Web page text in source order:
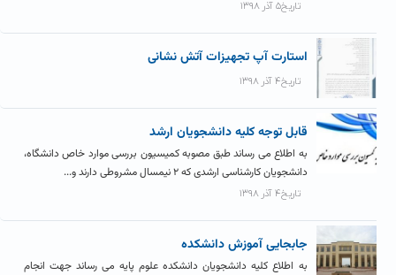
تاریخ۵ آذر ۱۳۹۸
استارت آپ تجهیزات آتش نشانی
تاریخ۴ آذر ۱۳۹۸
قابل توجه کلیه دانشجویان ارشد
به اطلاع می رساند طبق مصوبه کمیسیون بررسی موارد خاص دانشگاه،
دانشجویان کارشناسی ارشدی که ۲ نیمسال مشروطی دارند و...
تاریخ۴ آذر ۱۳۹۸
جابجایی آموزش دانشکده
به اطلاع کلیه دانشجویان دانشکده علوم پایه می رساند جهت انجام